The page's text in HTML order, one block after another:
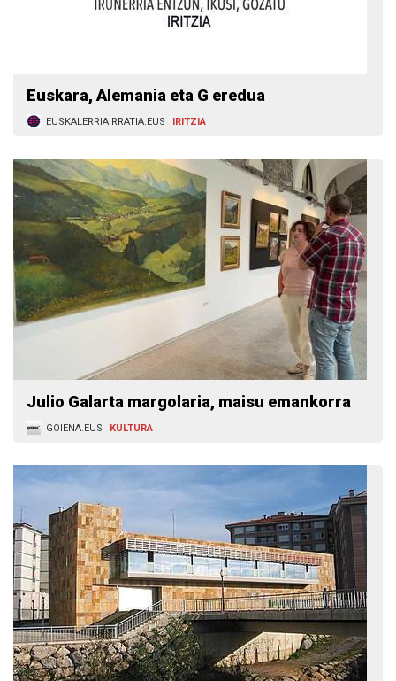
Euskara, Alemania eta G eredua
EUSKALERRIAIRRATIA.EUS IRITZIA
Julio Galarta margolaria, maisu emankorra
GOIENA.EUS KULTURA